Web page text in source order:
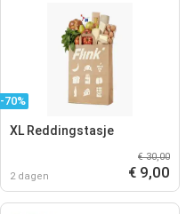
-70%
XL Reddingstasje
2 dagen
€ 30,00
€ 9,00